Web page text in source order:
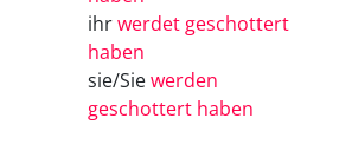
ihrwerdet geschottert
haben
sie/Siewerden
geschottert haben